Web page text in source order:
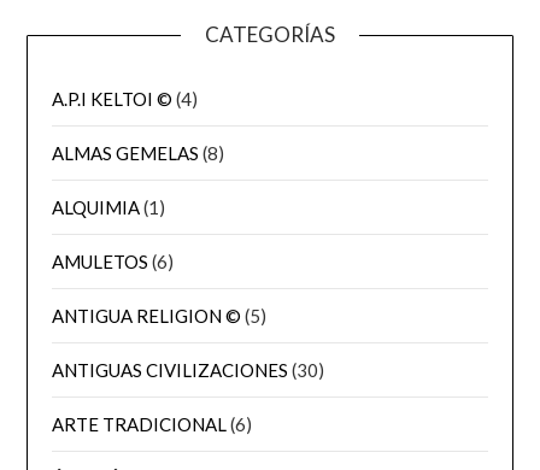
CATEGORÍAS
A.P.I KELTOI © (4)
ALMAS GEMELAS (8)
ALQUIMIA(1)
AMULETOS (6)
ANTIGUA RELIGION © (5)
ANTIGUAS CIVILIZACIONES (30)
ARTE TRADICIONAL(6)